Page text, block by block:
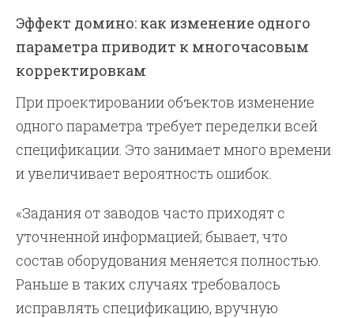
Эффект домино: как изменение одного
параметра приводит к многочасовым
корректировкам
При проектировании объектов изменение
одного параметра требует переделки всей
спецификации. Это занимает много времени
и увеличивает вероятность ошибок.
«Задания от заводов часто приходят с
уточненной информацией; бывает, что
состав оборудования меняется полностью.
Раньше в таких случаях требовалось
исправлять спецификацию, вручную